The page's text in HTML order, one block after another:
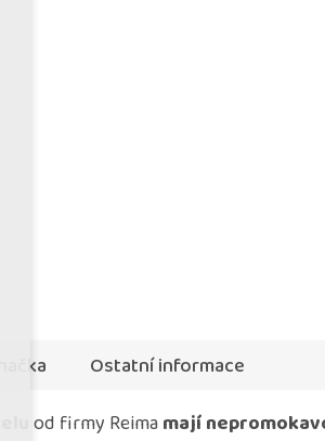
Značka
Ostatní informace
od firmy Reimamají